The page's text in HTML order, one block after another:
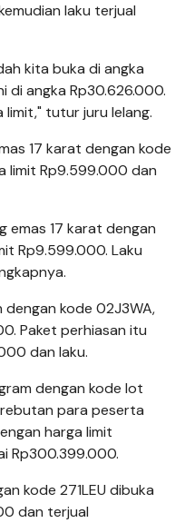
laku terjual
kita buka di angka
di angka Rp30.626.000.
limit," tutur juru lelang.
17 karat dengan kode
limit Rp9.599.000 dan
emas 17 karat dengan
Rp9.599.000. Laku
kode 02J3WA,
Paket perhiasan itu
dan laku.
dengan kode lot
rebutan para peserta
harga limit
Rp300.399.000.
kode 271LEU dibuka
dan terjual